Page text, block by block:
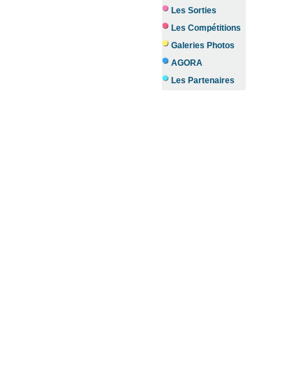
Les Sorties
Les Compétitions
Galeries Photos
AGORA
Les Partenaires